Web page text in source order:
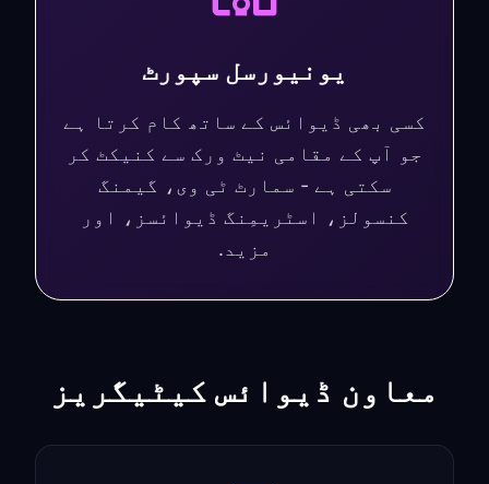
یونیورسل سپورٹ
کسی بھی ڈیوائس کے ساتھ کام کرتا ہے
جو آپ کے مقامی نیٹ ورک سے کنیکٹ کر
سکتی ہے - سمارٹ ٹی وی، گیمنگ
کنسولز، اسٹریمِنگ ڈیوائسز، اور
مزید.
معاون ڈیوائس کیٹیگریز